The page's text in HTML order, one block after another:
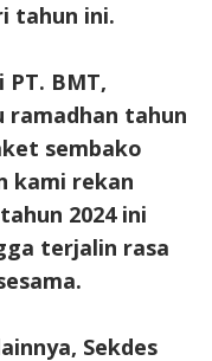
tahun ini.
BMT,
ramadhan tahun
sembako
kami rekan
2024 ini
terjalin rasa
Sekdes